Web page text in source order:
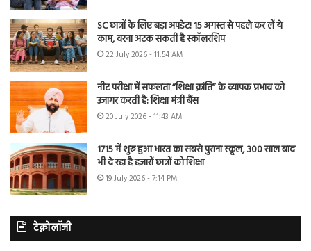
SC छात्रों के लिए बड़ा अपडेट! 15 अगस्त से पहले कर लें ये
काम, वरना अटक सकती है स्कॉलरशिप
22 July 2026 - 11:54 AM
नीट परीक्षा में सफलता “शिक्षा क्रांति” के व्यापक प्रभाव को
उजागर करती है: शिक्षा मंत्री बैंस
20 July 2026 - 11:43 AM
1715 में शुरू हुआ भारत का सबसे पुराना स्कूल, 300 साल बाद
भी दे रहा है हजारों छात्रों को शिक्षा
19 July 2026 - 7:14 PM
टेक्नोलॉजी